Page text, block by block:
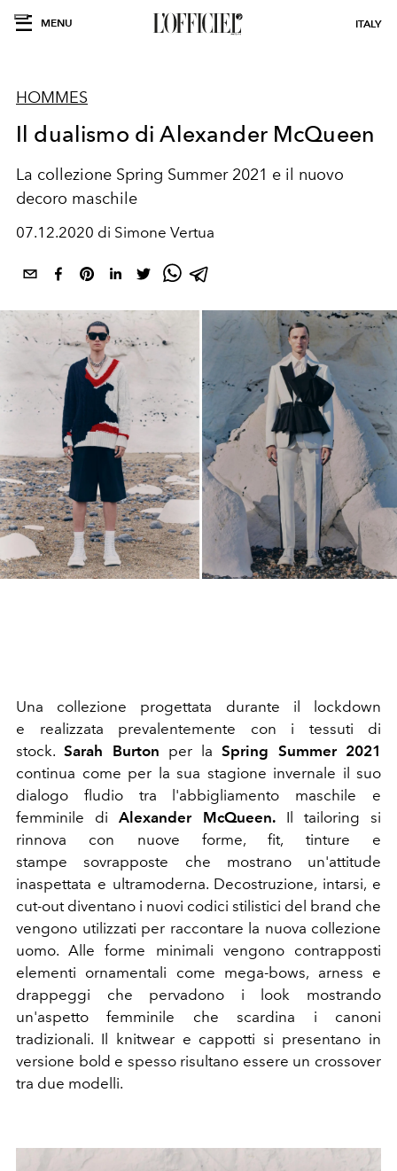
MENU ITALY
HOMMES
Il dualismo di Alexander McQueen
La collezione Spring Summer 2021 e il nuovo
decoro maschile
07.12.2020 di Simone Vertua
Una collezione progettata durante il lockdown
e realizzata prevalentemente con i tessuti di
stock.Sarah Burton per la Spring Summer 2021
continua come per la sua stagione invernale il suo
dialogo fludio tra l'abbigliamento maschile e
femminile diAlexander McQueen.Il tailoring si
rinnova con nuove forme, fit, tinture e
stampe sovrapposte che mostrano un'attitude
inaspettata e ultramoderna. Decostruzione, intarsi, e
cut-out diventano i nuovi codici stilistici del brand che
vengono utilizzati per raccontare la nuova collezione
uomo. Alle forme minimali vengono contrapposti
elementi ornamentali come mega-bows, arness e
drappeggi che pervadono i look mostrando
un'aspetto femminile che scardina i canoni
tradizionali. Il knitwear e cappotti si presentano in
versione bold e spesso risultano essere un crossover
tra due modelli.